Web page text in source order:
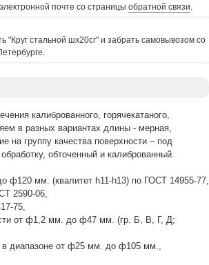
почте со страницы обратной связи.
"Круг стальной шх20сг" и забрать самовывозом со
калиброванного, горячекатаного,
в разных вариантах длины - мерная,
на группу качества поверхности – под
обточенный и калиброванный.
ф120 мм. (квалитет h11-h13) по ГОСТ 14955-77,
2590-06,
75,
от ф1,2 мм. до ф47 мм. (гр. Б, В, Г, Д;
в диапазоне от ф25 мм. до ф105 мм.,